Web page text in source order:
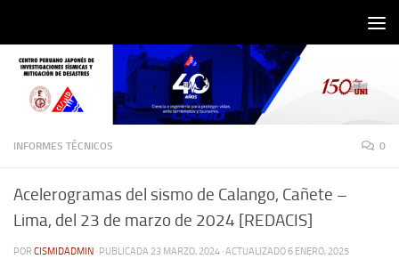
INFORMES TÉCNICOS 0
Acelerogramas del sismo de Calango, Cañete –
Lima, del 23 de marzo de 2024 [REDACIS]
POR CISMIDADMIN · PUBLICADA 23 MARZO, 2024 · ACTUALIZADO6 ENERO, 2025